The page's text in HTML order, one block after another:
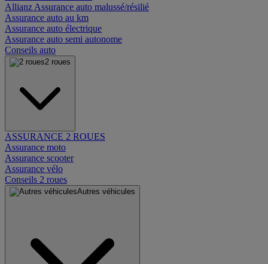
Allianz Assurance auto malussé/résilié
Assurance auto au km
Assurance auto électrique
Assurance auto semi autonome
Conseils auto
2 roues
ASSURANCE 2 ROUES
Assurance moto
Assurance scooter
Assurance vélo
Conseils 2 roues
Autres véhicules